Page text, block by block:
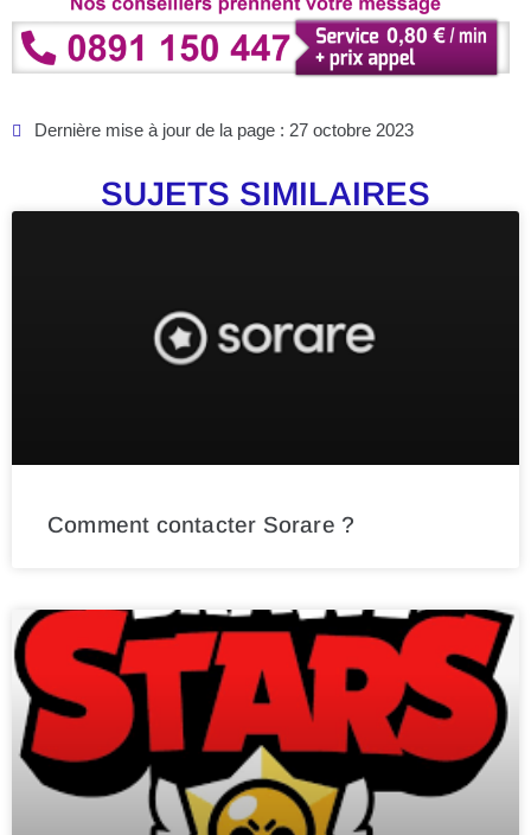
Dernière mise à jour de la page : 27 octobre 2023
SUJETS SIMILAIRES
Comment contacter Sorare ?